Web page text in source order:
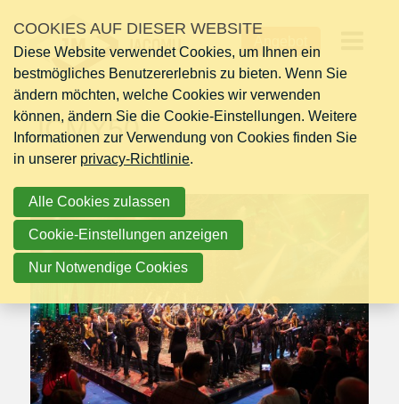
überspringen
Jump
to
navigation
Jump
to
main
JCMY50
Sonntag 01 Dezember 2019
COOKIES AUF DIESER WEBSITE
Diese Website verwendet Cookies, um Ihnen ein
bestmögliches Benutzererlebnis zu bieten. Wenn Sie
ändern möchten, welche Cookies wir verwenden
können, ändern Sie die Cookie-Einstellungen. Weitere
Informationen zur Verwendung von Cookies finden Sie
in unserer privacy-Richtlinie.
Alle Cookies zulassen
Cookie-Einstellungen anzeigen
Nur Notwendige Cookies